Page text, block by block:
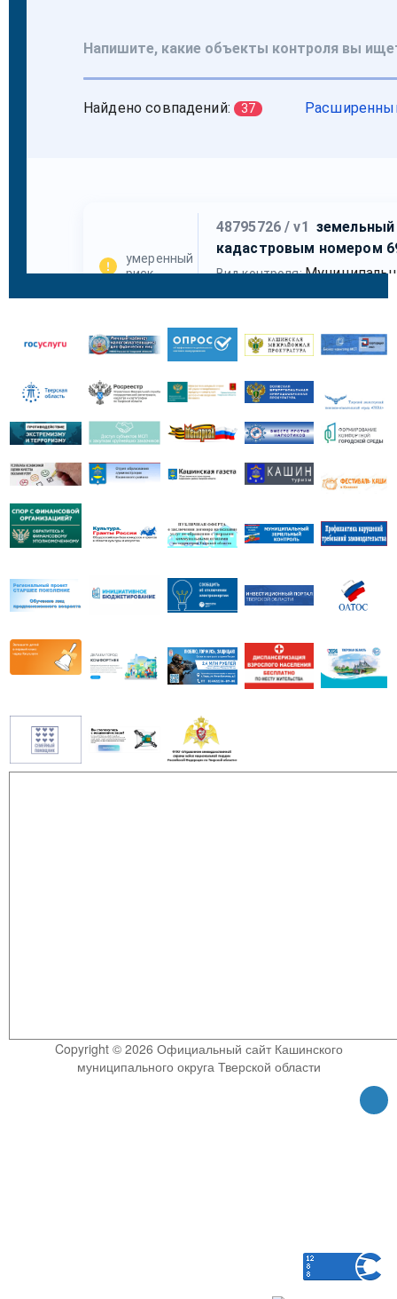
Copyright © 2026 Официальный сайт Кашинского
муниципального округа Тверской области